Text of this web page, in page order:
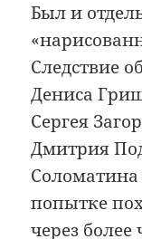
Был и
Следствие
Дениса
Сергея
Дмитрия
попытке
через